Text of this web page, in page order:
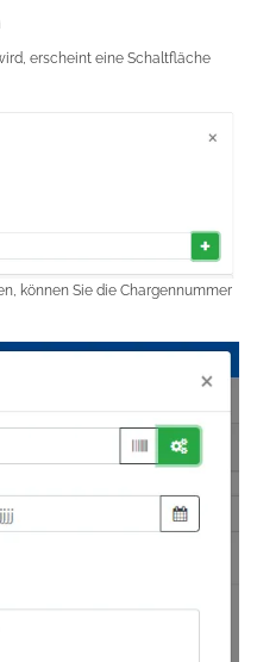
erscheint eine Schaltfläche
können Sie die Chargennummer